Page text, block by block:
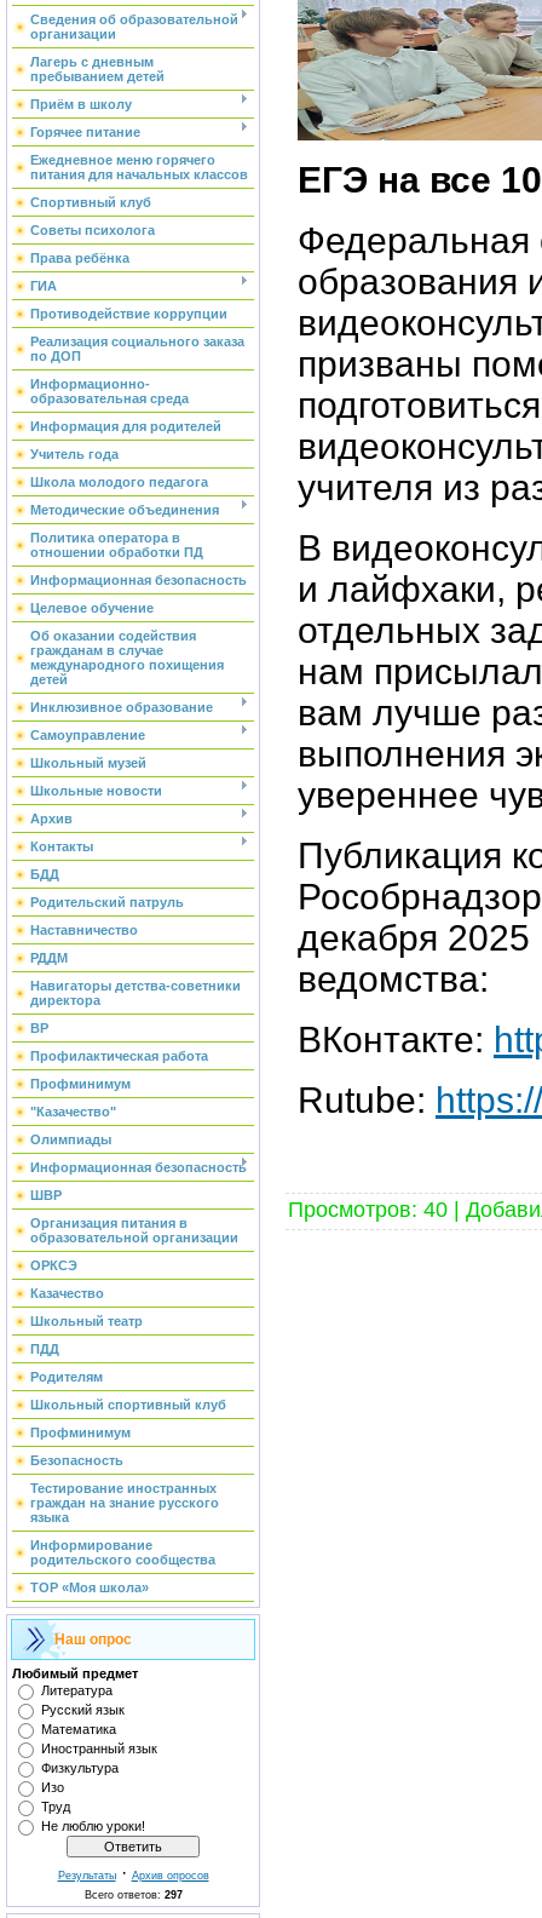
Сведения об образовательной
организации
Лагерь с дневным
пребыванием детей
Приём в школу
Горячее питание
Ежедневное меню горячего
питания для начальных классов
Спортивный клуб
Советы психолога
Права ребёнка
ГИА
Противодействие коррупции
Реализация социального заказа
по ДОП
Информационно-
образовательная среда
Информация для родителей
Учитель года
Школа молодого педагога
Методические объединения
Политика оператора в
отношении обработки ПД
Информационная безопасность
Целевое обучение
Об оказании содействия
гражданам в случае
международного похищения
детей
Инклюзивное образование
Самоуправление
Школьный музей
Школьные новости
Архив
Контакты
БДД
Родительский патруль
Наставничество
РДДМ
Навигаторы детства-советники
директора
ВР
Профилактическая работа
Профминимум
"Казачество"
Олимпиады
Информационная безопасность
ШВР
Организация питания в
образовательной организации
ОРКСЭ
Казачество
Школьный театр
ПДД
Родителям
Школьный спортивный клуб
Профминимум
Безопасность
Тестирование иностранных
граждан на знание русского
языка
Информирование
родительского сообщества
ТОР «Моя школа»
Наш опрос
Любимый предмет
Литература
Русский язык
Математика
Иностранный язык
Физкультура
Изо
Труд
Не люблю уроки!
Результаты· Архив опросов
Всего ответов: 297
ЕГЭ на все
Федеральная
образования
призваны
учителя из
В
и лайфхаки,
отдельных
нам
вам лучше
выполнения
увереннее
Публикация
декабря
ведомства:
ВКонтакте:
Rutube:
Просмотров: 40